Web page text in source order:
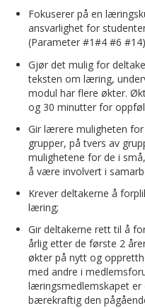
Fokuserer på en
ansvarlighet for
(Parameter #1#4 #6
Gjør det mulig for
teksten om læring,
modul har flere økter.
og 30 minutter for
Gir lærere muligheten
grupper, på tvers av
mulighetene for de i
å være involvert i
Krever deltakerne å
læring;
Gir deltakerne rett til å
årlig etter de første 2
økter på nytt og
med andre i
læringsmedlemskapet er
bærekraftig den